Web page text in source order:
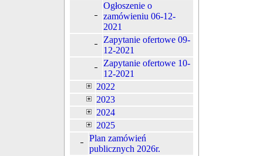
Ogłoszenie o
zamówieniu 06-12-
2021
Zapytanie ofertowe 09-
12-2021
Zapytanie ofertowe 10-
12-2021
2022
2023
2024
2025
Plan zamówień
publicznych 2026r.